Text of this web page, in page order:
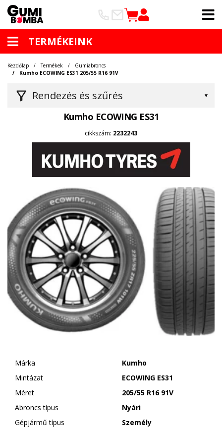
TERMÉKEINK
Rendezés és szűrés
Kezdőlap Termékek
Gumiabroncs
Kumho ECOWING ES31 205/55 R16 91V
Kumho ECOWING ES31
cikkszám: 2232243
Márka
Kumho
Mintázat
ECOWING ES31
Méret
205/55 R16 91V
Abroncs típus
Nyári
Gépjármű típus
Személy